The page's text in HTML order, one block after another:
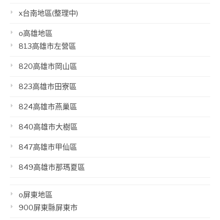
x台南地區(整理中)
o高雄地區
813高雄市左營區
820高雄市岡山區
823高雄市田寮區
824高雄市燕巢區
840高雄市大樹區
847高雄市甲仙區
849高雄市那瑪夏區
o屏東地區
900屏東縣屏東市